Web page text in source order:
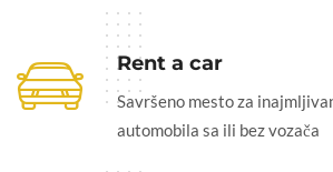
Rent a car
Savršeno mesto za
automobila sa ili bez vozača